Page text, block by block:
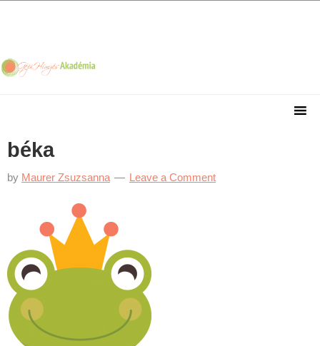
navigation
content
sidebar
béka
by Maurer Zsuzsanna Leave a Comment